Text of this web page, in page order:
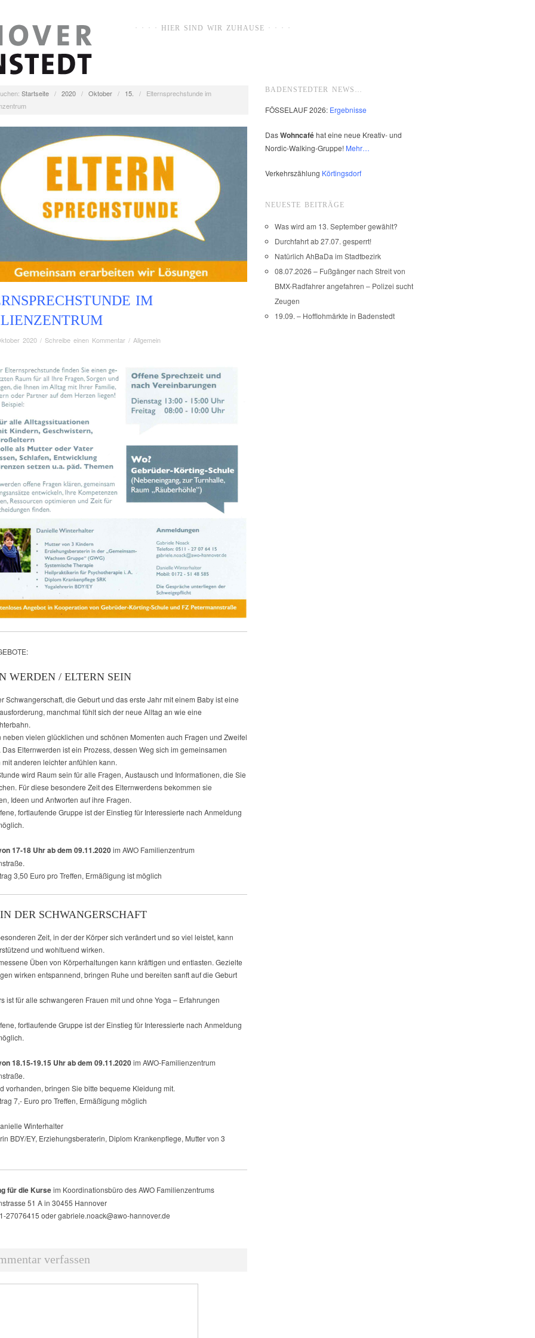
· · · · HIER SIND WIR ZUHAUSE · · · ·
Startseite / 2020 / Oktober / 15. /
Elternsprechstunde im
IM
2020 / Schreibe einen Kommentar / Allgemein
WERDEN / ELTERN SEIN
Schwangerschaft, die Geburt und das erste Jahr mit einem Baby ist eine
manchmal fühlt sich der neue Alltag an wie eine
neben vielen glücklichen und schönen Momenten auch Fragen und Zweifel
Das Elternwerden ist ein Prozess, dessen Weg sich im gemeinsamen
mit anderen leichter anfühlen kann.
wird Raum sein für alle Fragen, Austausch und Informationen, die Sie
Für diese besondere Zeit des Elternwerdens bekommen sie
Ideen und Antworten auf ihre Fragen.
fortlaufende Gruppe ist der Einstieg für Interessierte nach Anmeldung
17-18 Uhr ab dem 09.11.2020im AWO Familienzentrum
3,50 Euro pro Treffen, Ermäßigung ist möglich
DER SCHWANGERSCHAFT
Zeit, in der der Körper sich verändert und so viel leistet, kann
und wohltuend wirken.
Üben von Körperhaltungen kann kräftigen und entlasten. Gezielte
wirken entspannend, bringen Ruhe und bereiten sanft auf die Geburt
ist für alle schwangeren Frauen mit und ohne Yoga – Erfahrungen
fortlaufende Gruppe ist der Einstieg für Interessierte nach Anmeldung
18.15-19.15 Uhr ab dem 09.11.2020im AWO-Familienzentrum
vorhanden, bringen Sie bitte bequeme Kleidung mit.
7,- Euro pro Treffen, Ermäßigung möglich
Winterhalter
BDY/EY, Erziehungsberaterin, Diplom Krankenpflege, Mutter von 3
für die Kurseim Koordinationsbüro des AWO Familienzentrums
51 A in 30455 Hannover
27076415 oder gabriele.noack@awo-hannover.de
verfassen
BADENSTEDTER NEWS…
FÖSSELAUF 2026: Ergebnisse
DasWohncaféhat eine neue Kreativ- und
Nordic-Walking-Gruppe! Mehr…
Verkehrszählung Körtingsdorf
NEUESTE BEITRÄGE
Was wird am 13. September gewählt?
Durchfahrt ab 27.07. gesperrt!
Natürlich AhBaDa im Stadtbezirk
08.07.2026 – Fußgänger nach Streit von
BMX-Radfahrer angefahren – Polizei sucht
Zeugen
19.09. – Hofflohmärkte in Badenstedt